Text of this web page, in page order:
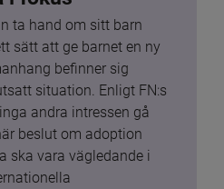
ta hand om sitt barn
sätt att ge barnet en ny
befinner sig
situation. Enligt FN:s
andra intressen gå
beslut om adoption
ska vara vägledande i